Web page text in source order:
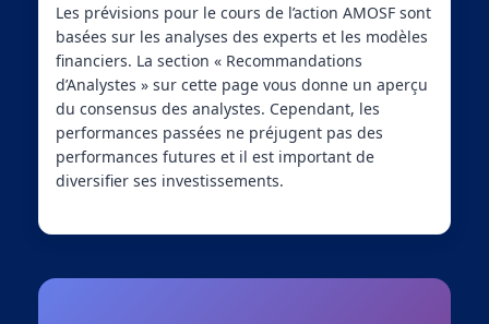
Les prévisions pour le cours de l’action AMOSF sont
basées sur les analyses des experts et les modèles
financiers. La section « Recommandations
d’Analystes » sur cette page vous donne un aperçu
du consensus des analystes. Cependant, les
performances passées ne préjugent pas des
performances futures et il est important de
diversifier ses investissements.